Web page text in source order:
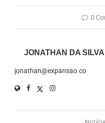
0
JONATHAN DA SILVA
jonathan@expansao.co